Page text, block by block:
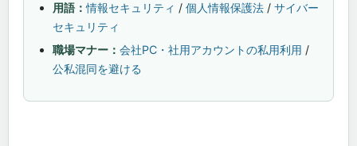
用語：情報セキュリティ / 個人情報保護法/ サイバー
セキュリティ
職場マナー： 会社PC・社用アカウントの私用利用 /
公私混同を避ける